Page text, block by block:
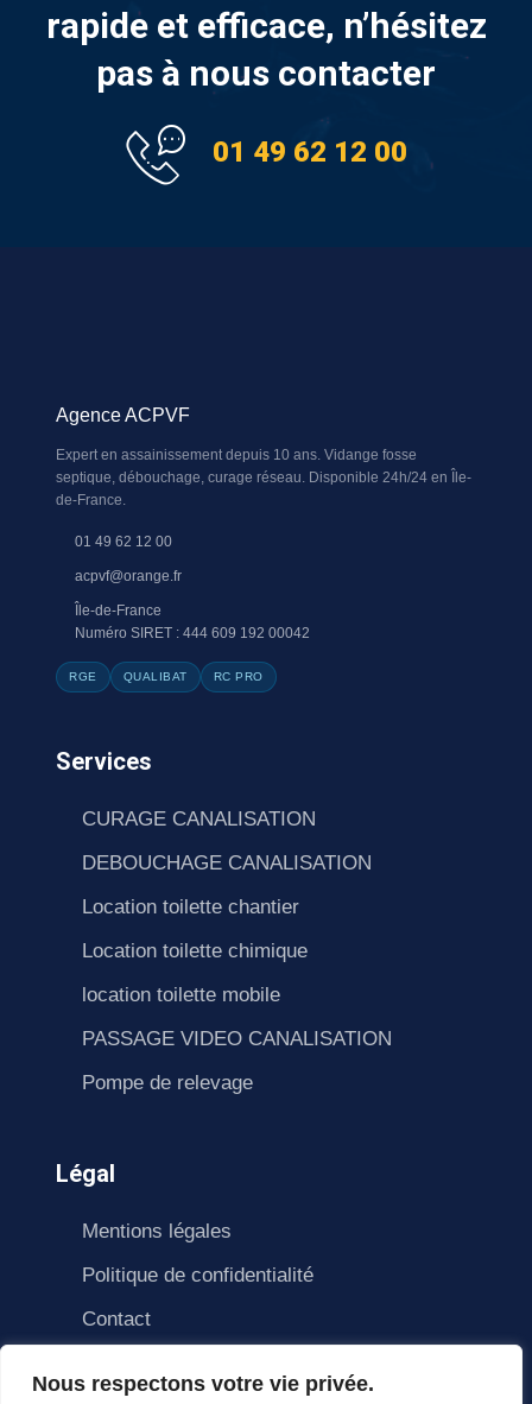
Nous respectons votre vie privée.
rapide et efficace, n’hésitez
pas à nous contacter
01 49 62 12 00
Agence ACPVF
Expert en assainissement depuis 10 ans. Vidange fosse
septique, débouchage, curage réseau. Disponible 24h/24 en Île-
de-France.
01 49 62 12 00
acpvf@orange.fr
Île-de-France
Numéro SIRET : 444 609 192 00042
RGE QUALIBAT RC PRO
Services
CURAGE CANALISATION
DEBOUCHAGE CANALISATION
Location toilette chantier
Location toilette chimique
location toilette mobile
PASSAGE VIDEO CANALISATION
Pompe de relevage
Légal
Mentions légales
Politique de confidentialité
Contact